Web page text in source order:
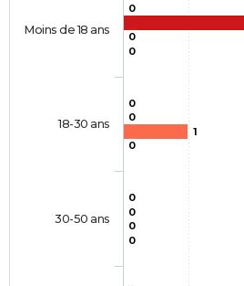
0
0
0
0
0
0
1
0
0
0
0
Moins de 18 ans
18-30 ans
30-50 ans